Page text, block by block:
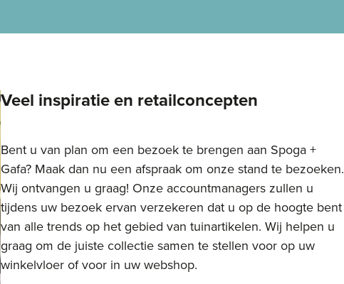
Veel inspiratie en retailconcepten
Bent u van plan om een bezoek te brengen aan Spoga +
Gafa? Maak dan nu een afspraak om onze stand te bezoeken.
Wij ontvangen u graag! Onze accountmanagers zullen u
tijdens uw bezoek ervan verzekeren dat u op de hoogte bent
van alle trends op het gebied van tuinartikelen. Wij helpen u
graag om de juiste collectie samen te stellen voor op uw
winkelvloer of voor in uw webshop.